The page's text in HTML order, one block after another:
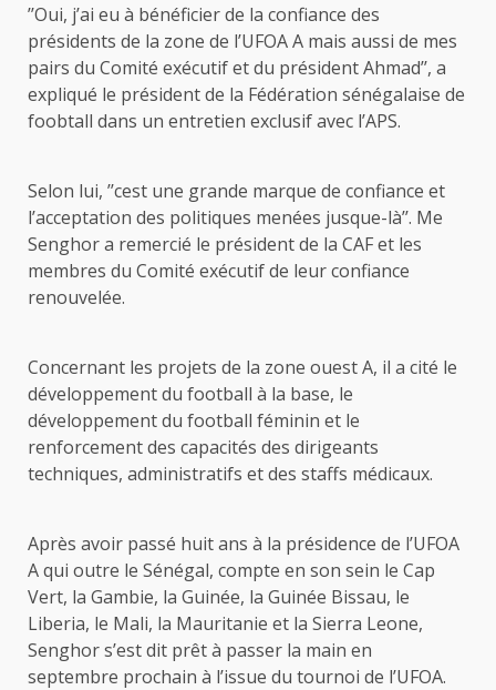
’’Oui, j’ai eu à bénéficier de la confiance des
présidents de la zone de l’UFOA A mais aussi de mes
pairs du Comité exécutif et du président Ahmad’’, a
expliqué le président de la Fédération sénégalaise de
foobtall dans un entretien exclusif avec l’APS.
Selon lui, ’’cest une grande marque de confiance et
l’acceptation des politiques menées jusque-là’’. Me
Senghor a remercié le président de la CAF et les
membres du Comité exécutif de leur confiance
renouvelée.
Concernant les projets de la zone ouest A, il a cité le
développement du football à la base, le
développement du football féminin et le
renforcement des capacités des dirigeants
techniques, administratifs et des staffs médicaux.
Après avoir passé huit ans à la présidence de l’UFOA
A qui outre le Sénégal, compte en son sein le Cap
Vert, la Gambie, la Guinée, la Guinée Bissau, le
Liberia, le Mali, la Mauritanie et la Sierra Leone,
Senghor s’est dit prêt à passer la main en
septembre prochain à l’issue du tournoi de l’UFOA.